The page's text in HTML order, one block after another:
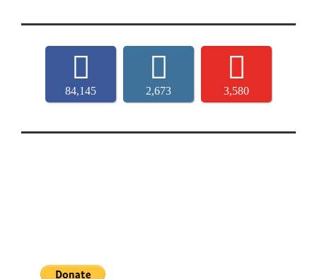
84,145 2,673 3,580